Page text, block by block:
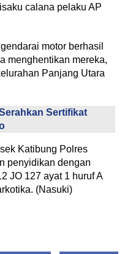
calana pelaku AP
motor berhasil
menghentikan mereka,
Panjang Utara
Sertifikat
Katibung Polres
penyidikan dengan
JO 127 ayat 1 huruf A
(Nasuki)